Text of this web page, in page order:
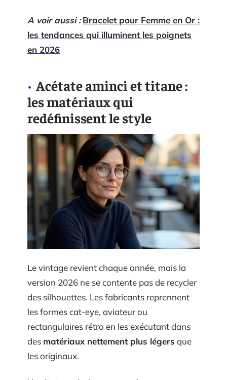
A voir aussi : Bracelet pour Femme en Or :
les tendances qui illuminent les poignets
en 2026
Acétate aminci et titane :
les matériaux qui
redéfinissent le style
Le vintage revient chaque année, mais la
version 2026 ne se contente pas de recycler
des silhouettes. Les fabricants reprennent
les formes cat-eye, aviateur ou
rectangulaires rétro en les exécutant dans
des matériaux nettement plus légers que
les originaux.